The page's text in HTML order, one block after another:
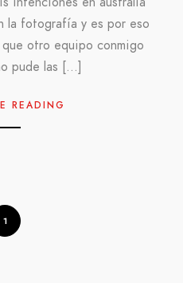
la fotografía y es por eso
otro equipo conmigo
pude las […]
READING
1